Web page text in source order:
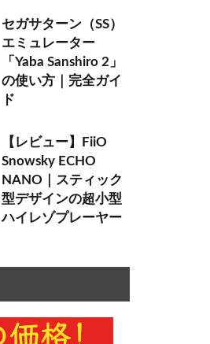
セガサターン（SS）
エミュレーター
「Yaba Sanshiro 2」
の使い方｜完全ガイ
ド
【レビュー】FiiO
Snowsky ECHO
NANO｜スティック
型デザインの超小型
ハイレゾプレーヤー